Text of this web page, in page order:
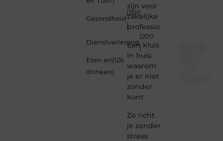
Gezondheid
(200
)
Dienstverlening
(200
)
Eten en
drinken
(126
)
zijn voor
zakelijke
professio
Een kluis
in huis:
waarom
je er niet
zonder
kunt
Zo richt
je zonder
stress